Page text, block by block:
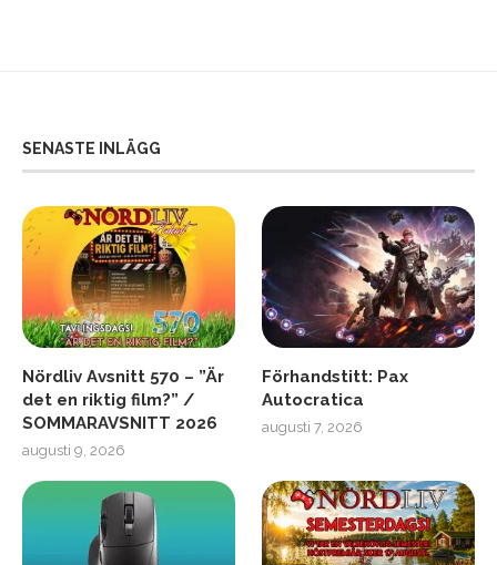
SENASTE INLÄGG
Nördliv Avsnitt 570 – ”Är
det en riktig film?” /
SOMMARAVSNITT 2026
augusti 9, 2026
Förhandstitt: Pax
Autocratica
augusti 7, 2026